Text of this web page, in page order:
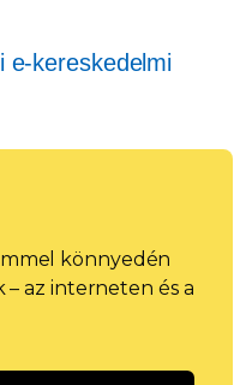
kereskedelmi
könnyedén
az interneten és a